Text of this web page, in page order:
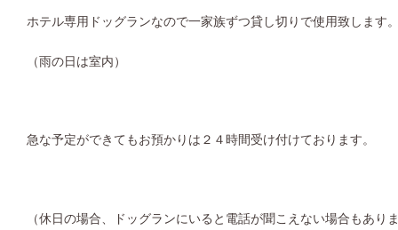
ホテル専用ドッグランなので一家族ずつ貸し切りで使用致します
（雨の日は室内）
急な予定ができてもお預かりは２４時間受け付けております。
（休日の場合、ドッグランにいると電話が聞こえない場合もあり